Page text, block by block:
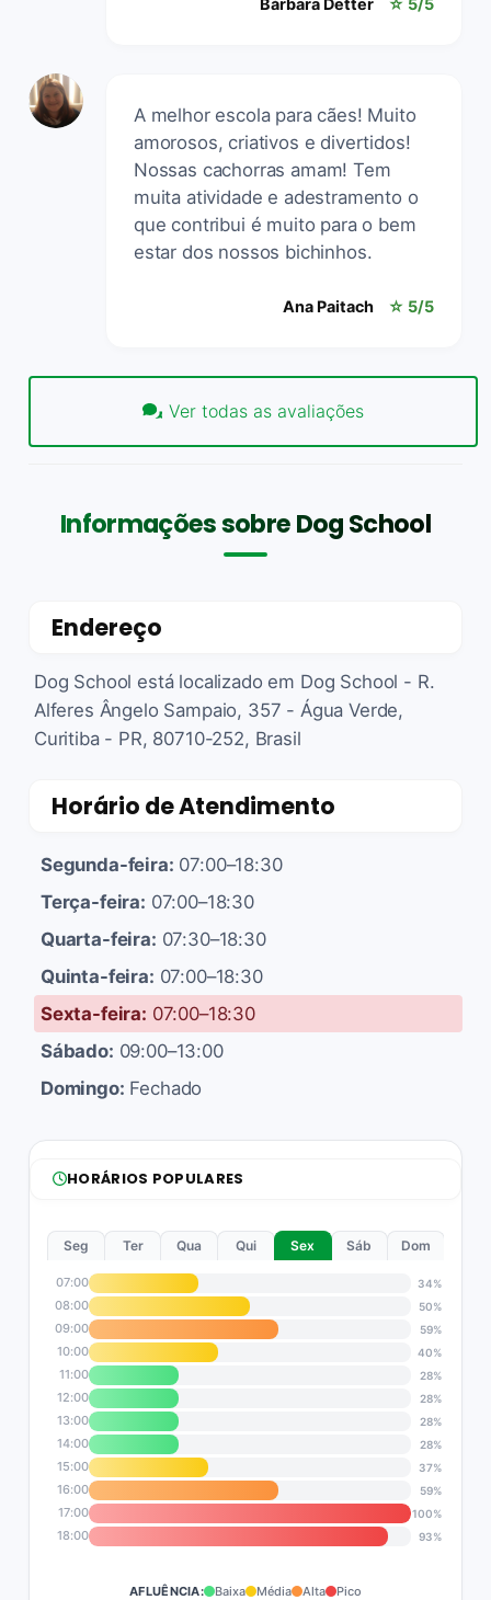
A melhor escola para cães! Muito
amorosos, criativos e divertidos!
Nossas cachorras amam! Tem
muita atividade e adestramento o
que contribui é muito para o bem
estar dos nossos bichinhos.
Ana Paitach ☆ 5/5
Ver todas as avaliações
Informações sobre Dog School
Endereço
Dog School está localizado em Dog School - R.
Alferes Ângelo Sampaio, 357 - Água Verde,
Curitiba - PR, 80710-252, Brasil
Horário de Atendimento
Segunda-feira: 07:00–18:30
Terça-feira: 07:00–18:30
Quarta-feira: 07:30–18:30
Quinta-feira: 07:00–18:30
Sexta-feira: 07:00–18:30
Sábado: 09:00–13:00
Domingo: Fechado
HORÁRIOS POPULARES
Seg Ter Qua Qui Sex Sáb Dom
07:00 34%
08:00 50%
09:00 59%
10:00 40%
11:00 28%
12:00 28%
13:00 28%
14:00 28%
15:00 37%
16:00 59%
17:00 100%
18:00 93%
AFLUÊNCIA: Baixa Média Alta Pico